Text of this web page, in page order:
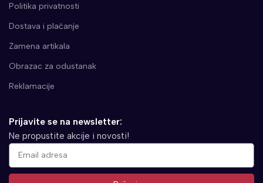
Politika privatnosti
Dostava i plaćanje
Zamena artikala
Obrazac za odustanak
Reklamacije
Prijavite se na newsletter:
Ne propustite akcije i novosti!